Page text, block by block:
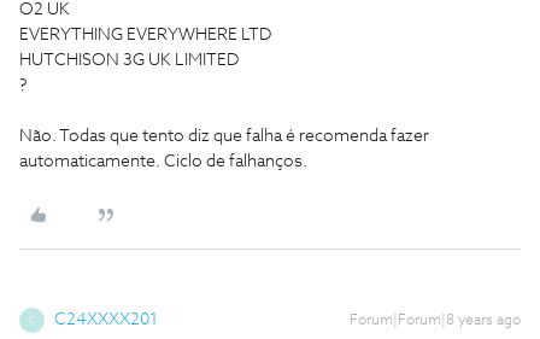
O2 UK
EVERYTHING EVERYWHERE LTD
HUTCHISON 3G UK LIMITED
?
Não. Todas que tento diz que falha é recomenda fazer
automaticamente. Ciclo de falhanços.
C C24XXXX201 Forum|Forum|8 years ago